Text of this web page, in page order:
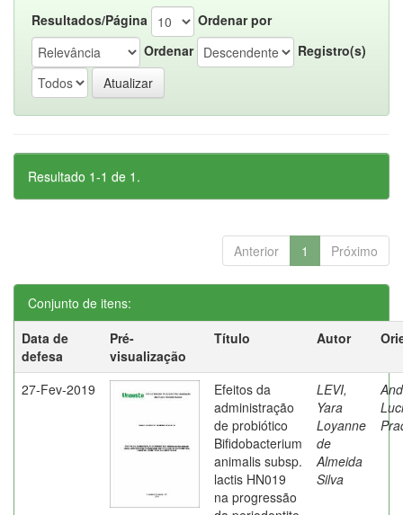
Resultados/Página
Ordenar por
Ordenar
Registro(s)
Resultado 1-1 de 1.
Anterior 1 Próximo
Conjunto de itens:
Data de
defesa
Pré-
visualização
Título Autor
27-Fev-2019
Efeitos da
administração
de probiótico
Bifidobacterium
animalis subsp.
lactis HN019
na progressão
LEVI,
Yara
Loyanne
de
Almeida
Silva